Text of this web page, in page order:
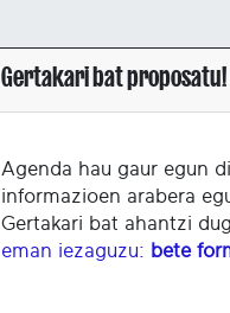
Gertakari bat proposatu!
Agenda hau gaur egun
informazioen arabera
Gertakari bat ahantzi
eman iezaguzu: bete